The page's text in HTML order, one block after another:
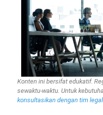
Konten ini bersifat edukatif.
sewaktu-waktu. Untuk
konsultasikan dengan tim